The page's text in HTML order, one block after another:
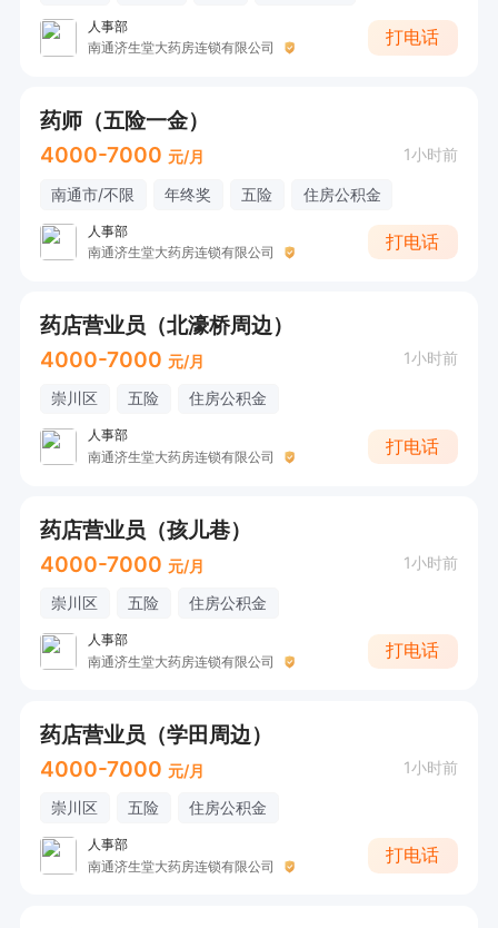
人事部
南通济生堂大药房连锁有限公司
打电话
药师（五险一金）
4000-7000 元/月 1小时前
南通市/不限 年终奖 五险 住房公积金
人事部
南通济生堂大药房连锁有限公司
打电话
药店营业员（北濠桥周边）
4000-7000 元/月 1小时前
崇川区 五险 住房公积金
人事部
南通济生堂大药房连锁有限公司
打电话
药店营业员（孩儿巷）
4000-7000 元/月 1小时前
崇川区 五险 住房公积金
人事部
南通济生堂大药房连锁有限公司
打电话
药店营业员（学田周边）
4000-7000 元/月 1小时前
崇川区 五险 住房公积金
人事部
南通济生堂大药房连锁有限公司
打电话